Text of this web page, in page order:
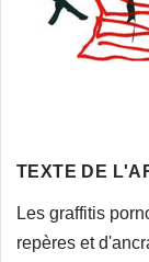
TEXTE DE
Les graffitis
repères et